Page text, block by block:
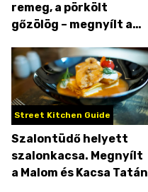
remeg, a pörkölt
gőzölög – megnyílt a
Street Kitchen Guide
Szalontüdő helyett
szalonkacsa. Megnyílt
a Malom és Kacsa Tatán